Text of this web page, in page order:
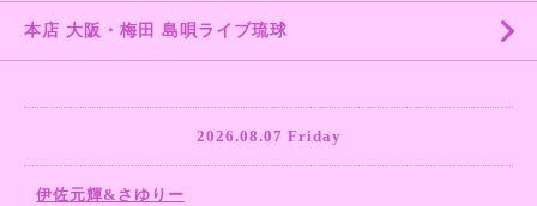
本店 大阪・梅田 島唄ライブ琉球
2026.08.07 Friday
伊佐元輝&さゆりー